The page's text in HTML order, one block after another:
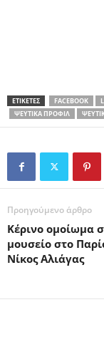
ΕΤΙΚΕΤΕΣ FACEBOOK
ΨΕΎΤΙΚΑ ΠΡΟΦΊΛ
Προηγούμενο άρθρο
Kέρινο ομοίωμα
μουσείο στο
Νίκος Αλιάγας